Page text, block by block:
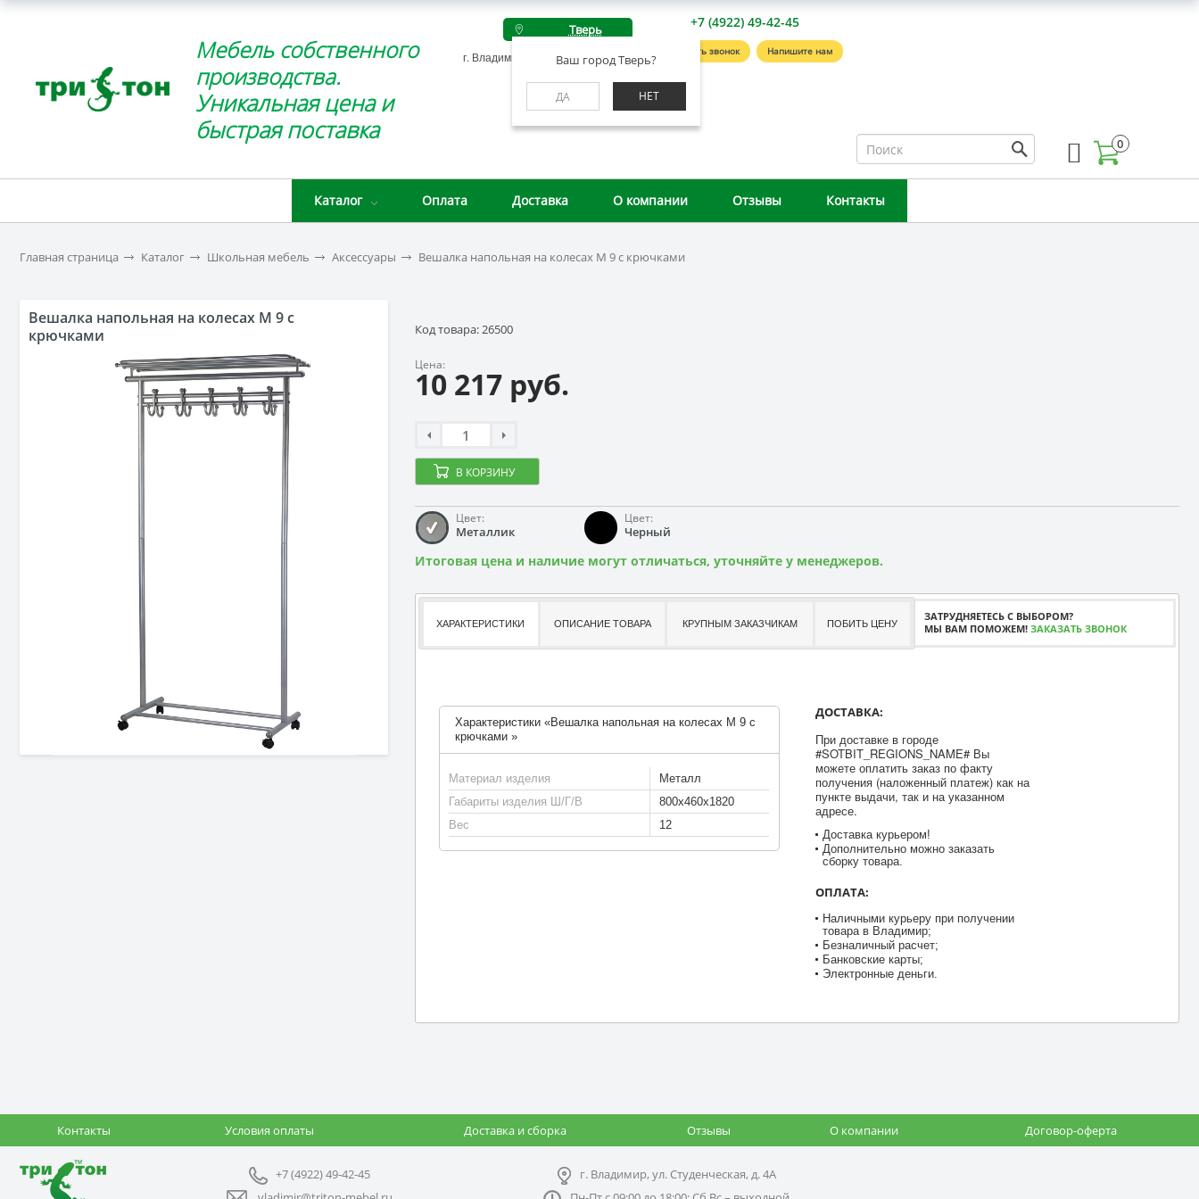
Мебель собственного
производства.
Уникальная цена и
быстрая поставка
Тверь
Ваш город Тверь?
ДА НЕТ
г. Владимир, ул. Студенческая, д. 4А
+7 (4922) 49-42-45
Заказать звонок Напишите нам
0
Каталог Оплата Доставка О компании Отзывы Контакты
Главная страница Каталог Школьная мебель Аксессуары Вешалка напольная на колесах М 9 с крючками
Вешалка напольная на колесах М 9 с
крючками
Код товара: 26500
Цена:
10 217 руб.
В КОРЗИНУ
Цвет:
Металлик
Цвет:
Черный
Итоговая цена и наличие могут отличаться, уточняйте у менеджеров.
ХАРАКТЕРИСТИКИ ОПИСАНИЕ ТОВАРА КРУПНЫМ ЗАКАЗЧИКАМ ПОБИТЬ ЦЕНУ
ЗАТРУДНЯЕТЕСЬ С ВЫБОРОМ?
МЫ ВАМ ПОМОЖЕМ! ЗАКАЗАТЬ ЗВОНОК
Характеристики «Вешалка напольная на колесах М 9 с
крючками »
Материал изделия
Металл
Габариты изделия Ш/Г/В
800х460х1820
Вес
12
ДОСТАВКА:
При доставке в городе
#SOTBIT_REGIONS_NAME# Вы
можете оплатить заказ по факту
получения (наложенный платеж) как на
пункте выдачи, так и на указанном
адресе.
Доставка курьером!
Дополнительно можно заказать
сборку товара.
ОПЛАТА:
Наличными курьеру при получении
товара в Владимир;
Безналичный расчет;
Банковские карты;
Электронные деньги.
Контакты Условия оплаты Доставка и сборка Отзывы О компании Договор-оферта
+7 (4922) 49-42-45
г. Владимир, ул. Студенческая, д. 4А